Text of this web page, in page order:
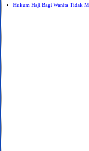
Hukum Haji Bagi Wanita Tidak